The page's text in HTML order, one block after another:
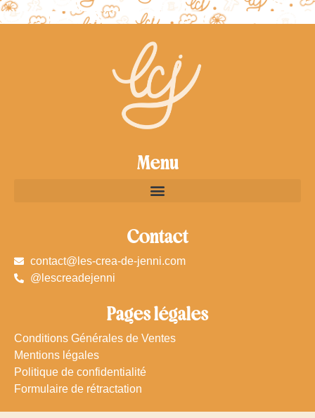
Menu
Contact
contact@les-crea-de-jenni.com
@lescreadejenni
Pages légales
Conditions Générales de Ventes
Mentions légales
Politique de confidentialité
Formulaire de rétractation